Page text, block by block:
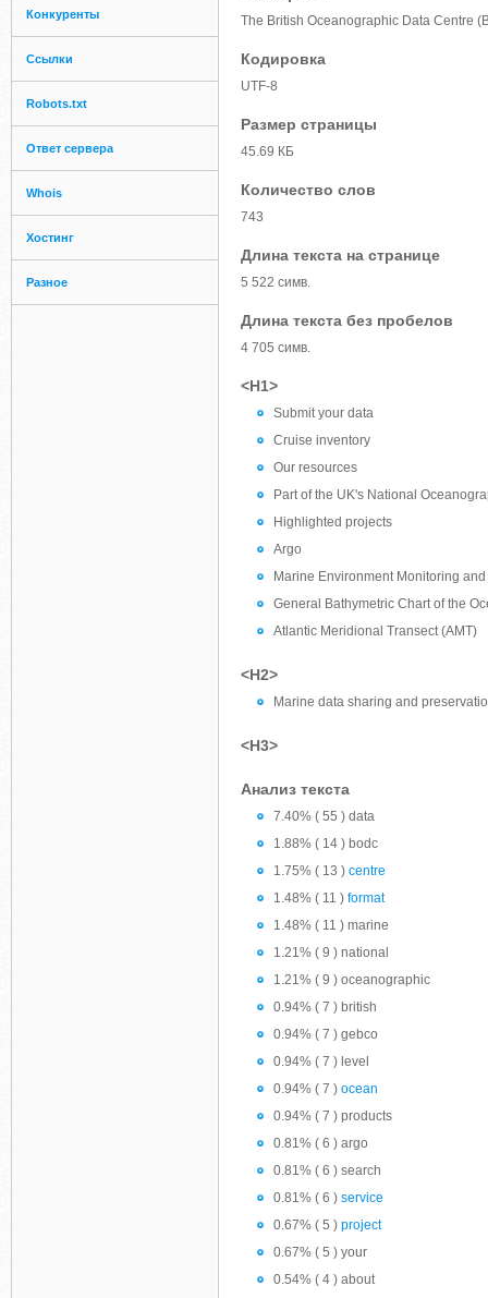
Конкуренты
Ссылки
Robots.txt
Ответ сервера
Whois
Хостинг
Разное
The British Oceanographic Data Centre
Кодировка
UTF-8
Размер страницы
45.69 КБ
Количество слов
743
Длина текста на странице
5 522 симв.
Длина текста без пробелов
4 705 симв.
<H1>
Submit your data
Cruise inventory
Our resources
Part of the UK's National
Highlighted projects
Argo
Marine Environment Monitoring
General Bathymetric Chart of the
Atlantic Meridional Transect (AMT)
<H2>
Marine data sharing and
<H3>
Анализ текста
7.40% ( 55 ) data
1.88% ( 14 ) bodc
1.75% ( 13 ) centre
1.48% ( 11 ) format
1.48% ( 11 ) marine
1.21% ( 9 ) national
1.21% ( 9 ) oceanographic
0.94% ( 7 ) british
0.94% ( 7 ) gebco
0.94% ( 7 ) level
0.94% ( 7 ) ocean
0.94% ( 7 ) products
0.81% ( 6 ) argo
0.81% ( 6 ) search
0.81% ( 6 ) service
0.67% ( 5 ) project
0.67% ( 5 ) your
0.54% ( 4 ) about